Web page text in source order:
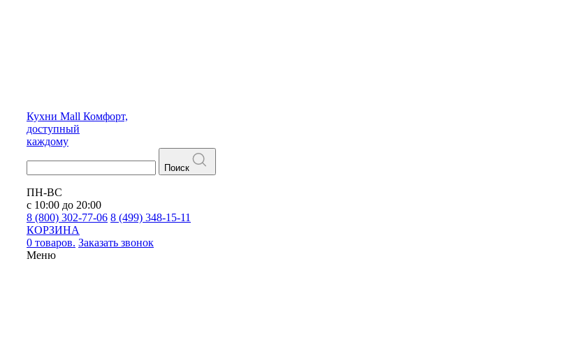
Кухни Mall Комфорт,
доступный
каждому
Поиск
ПН-ВС
с 10:00 до 20:00
8 (800) 302-77-06 8 (499) 348-15-11
КОРЗИНА
0 товаров. Заказать звонок
Меню